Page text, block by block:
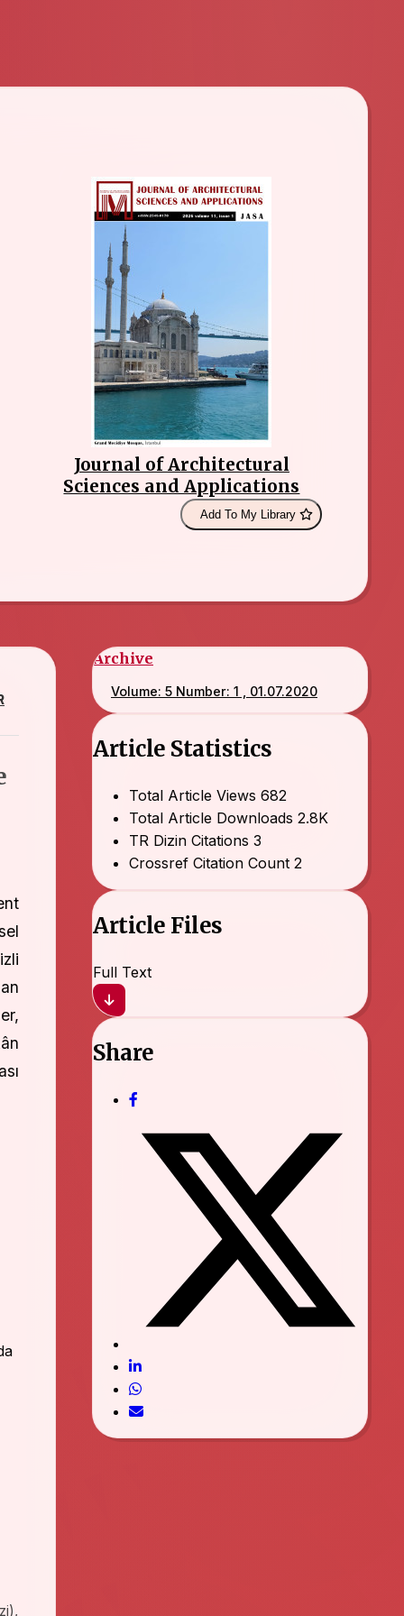
Journal of Architectural
Sciences and Applications
Add To My Library
Archive
Volume: 5 Number: 1 , 01.07.2020
Article Statistics
Total Article Views 682
Total Article Downloads 2.8K
TR Dizin Citations 3
Crossref Citation Count 2
Article Files
Full Text
Share